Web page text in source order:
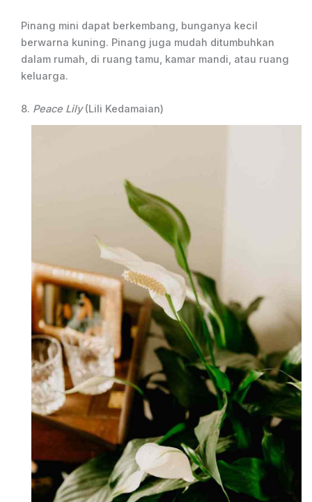
Pinang mini dapat berkembang, bunganya kecil
berwarna kuning. Pinang juga mudah ditumbuhkan
dalam rumah, di ruang tamu, kamar mandi, atau ruang
keluarga.
8. Peace Lily(Lili Kedamaian)